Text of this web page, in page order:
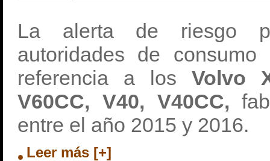
La alerta de riesgo
autoridades de
referencia a los Volvo
V60CC, V40, V40CC,
entre el año 2015 y 2016.
Leer más [+]